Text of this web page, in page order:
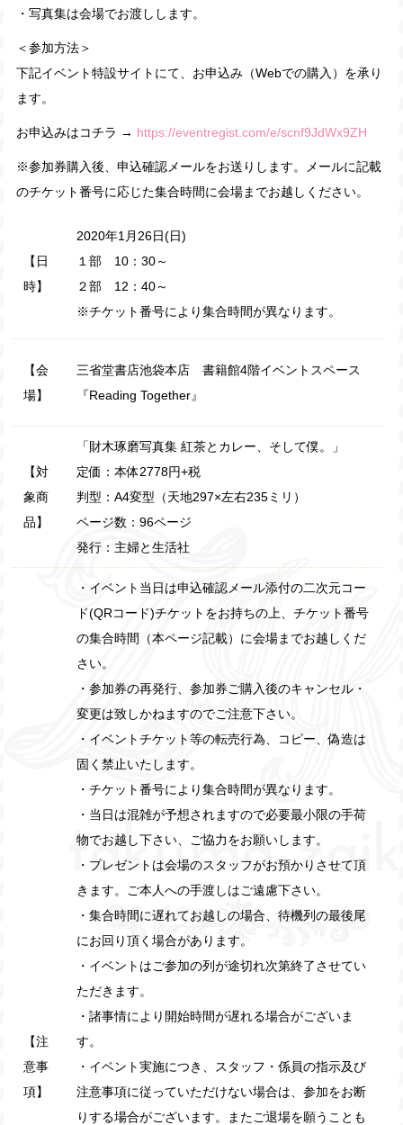
・写真集は会場でお渡しします。
＜参加方法＞
下記イベント特設サイトにて、お申込み（Webでの購入）を承り
ます。
お申込みはコチラ → https://eventregist.com/e/scnf9JdWx9ZH
※参加券購入後、申込確認メールをお送りします。メールに記載
のチケット番号に応じた集合時間に会場までお越しください。
【日
時】
2020年1月26日(日)
１部 10：30～
２部 12：40～
※チケット番号により集合時間が異なります。
【会
場】
三省堂書店池袋本店 書籍館4階イベントスペース
『Reading Together』
【対
象商
品】
「財木琢磨写真集 紅茶とカレー、そして僕。」
定価：本体2778円+税
判型：A4変型（天地297×左右235ミリ）
ページ数：96ページ
発行：主婦と生活社
【注
意事
項】
・イベント当日は申込確認メール添付の二次元コー
ド(QRコード)チケットをお持ちの上、チケット番号
の集合時間（本ページ記載）に会場までお越しくだ
さい。
・参加券の再発行、参加券ご購入後のキャンセル・
変更は致しかねますのでご注意下さい。
・イベントチケット等の転売行為、コピー、偽造は
固く禁止いたします。
・チケット番号により集合時間が異なります。
・当日は混雑が予想されますので必要最小限の手荷
物でお越し下さい、ご協力をお願いします。
・プレゼントは会場のスタッフがお預かりさせて頂
きます。ご本人への手渡しはご遠慮下さい。
・集合時間に遅れてお越しの場合、待機列の最後尾
にお回り頂く場合があります。
・イベントはご参加の列が途切れ次第終了させてい
ただきます。
・諸事情により開始時間が遅れる場合がございま
す。
・イベント実施につき、スタッフ・係員の指示及び
注意事項に従っていただけない場合は、参加をお断
りする場合がございます。またご退場を願うことも